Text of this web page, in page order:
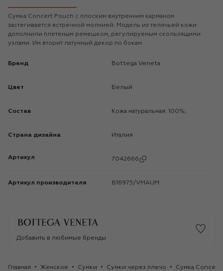
Сумка Concert Pouch с плоским внутренним карманом
застегивается встречной молнией. Модель из телячьей кожи
дополнили плетеным ремешком, регулируемым скользящими
узлами. Им вторит латунный декор по бокам.
Бренд Bottega Veneta
Цвет Белый
Состав Кожа натуральная: 100%;
Страна дизайна Италия
Артикул 7042666
Артикул производителя 816975/VMAUM
Добавить в любимые бренды
Главная Женское Сумки Сумки через плечо Сумка Concert